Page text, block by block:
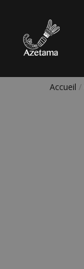
Accueil /